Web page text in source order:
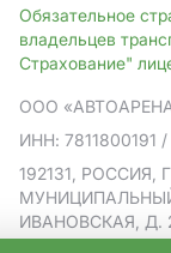
Обязательное
владельцев
Страхование"
ООО
ИНН: 7811800191 /
192131, РОССИЯ,
ИВАНОВСКАЯ, Д.